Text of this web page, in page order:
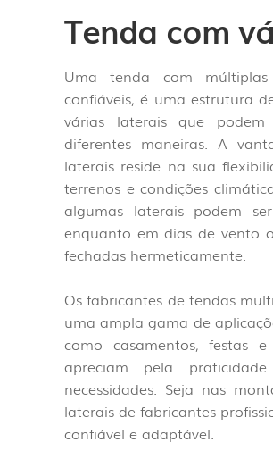
Tenda com
Uma tenda com
confiáveis, é uma estrutura
várias laterais que
diferentes maneiras. A
laterais reside na sua
terrenos e condições
algumas laterais podem
enquanto em dias de vento
fechadas hermeticamente.
Os fabricantes de tendas
uma ampla gama de
como casamentos, festas
apreciam pela
necessidades. Seja nas
laterais de fabricantes
confiável e adaptável.